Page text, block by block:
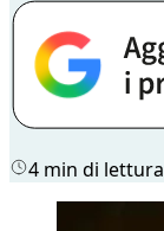
4 min di lettura